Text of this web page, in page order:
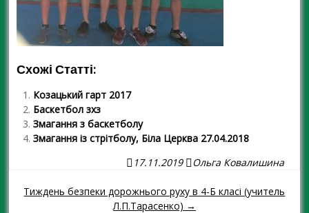
Схожі Статті:
Козацький гарт 2017
Баскетбол зхз
Змагання з баскетболу
Змагання із стрітболу, Біла Церква 27.04.2018
17.11.2019
Ольга Ковалишина
Навігація повідомленням
Тиждень безпеки дорожнього руху в 4-Б класі (учитель
Л.П.Тарасенко) →